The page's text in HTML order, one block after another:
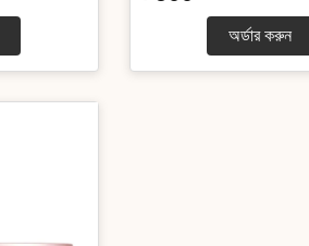
অর্ডার করুন